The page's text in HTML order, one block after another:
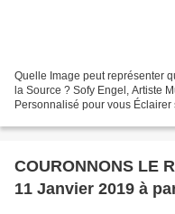
Quelle Image peut représenter
la Source ? Sofy Engel, Artiste
Personnalisé pour vous Éclairer
COURONNONS LE
11 Janvier 2019 à